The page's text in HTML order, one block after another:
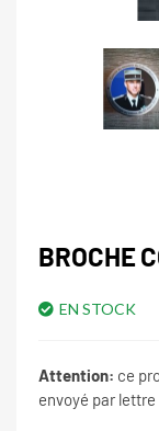
BROCHE
EN STOCK
Attention: ce
envoyé par